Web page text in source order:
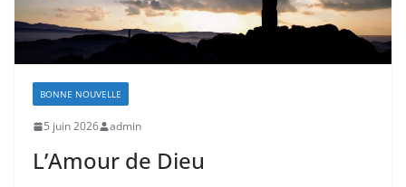
BONNE NOUVELLE
5 juin 2026 admin
L’Amour de Dieu